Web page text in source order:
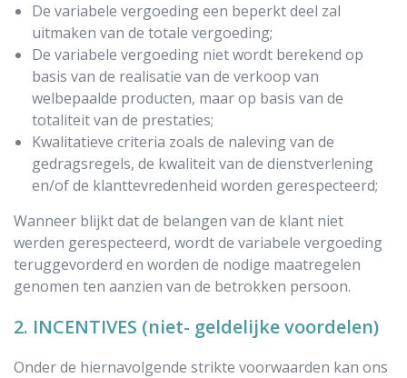
De variabele vergoeding een beperkt deel zal
uitmaken van de totale vergoeding;
De variabele vergoeding niet wordt berekend op
basis van de realisatie van de verkoop van
welbepaalde producten, maar op basis van de
totaliteit van de prestaties;
Kwalitatieve criteria zoals de naleving van de
gedragsregels, de kwaliteit van de dienstverlening
en/of de klanttevredenheid worden gerespecteerd;
Wanneer blijkt dat de belangen van de klant niet
werden gerespecteerd, wordt de variabele vergoeding
teruggevorderd en worden de nodige maatregelen
genomen ten aanzien van de betrokken persoon.
2. INCENTIVES (niet- geldelijke voordelen)
Onder de hiernavolgende strikte voorwaarden kan ons